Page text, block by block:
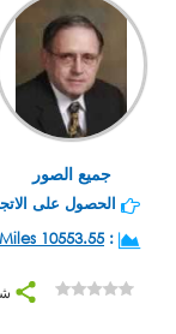
جميع الصور
الحصول على
:
10553.55 Miles